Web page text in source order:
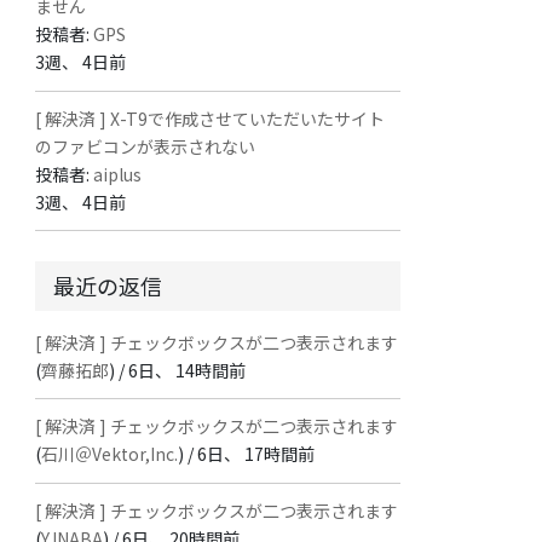
ません
投稿者:GPS
3週、 4日前
[ 解決済 ] X-T9で作成させていただいたサイト
のファビコンが表示されない
投稿者:aiplus
3週、 4日前
最近の返信
[ 解決済 ] チェックボックスが二つ表示されます
(齊藤拓郎) /6日、 14時間前
[ 解決済 ] チェックボックスが二つ表示されます
(石川＠Vektor,Inc.) /6日、 17時間前
[ 解決済 ] チェックボックスが二つ表示されます